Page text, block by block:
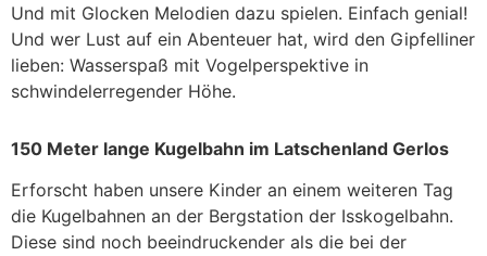
Und mit Glocken Melodien dazu spielen. Einfach genial!
Und wer Lust auf ein Abenteuer hat, wird den Gipfelliner
lieben: Wasserspaß mit Vogelperspektive in
schwindelerregender Höhe.
150 Meter lange Kugelbahn im Latschenland Gerlos
Erforscht haben unsere Kinder an einem weiteren Tag
die Kugelbahnen an der Bergstation der Isskogelbahn.
Diese sind noch beeindruckender als die bei der